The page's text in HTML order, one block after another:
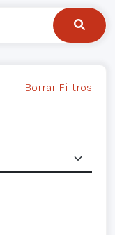
Borrar Filtros